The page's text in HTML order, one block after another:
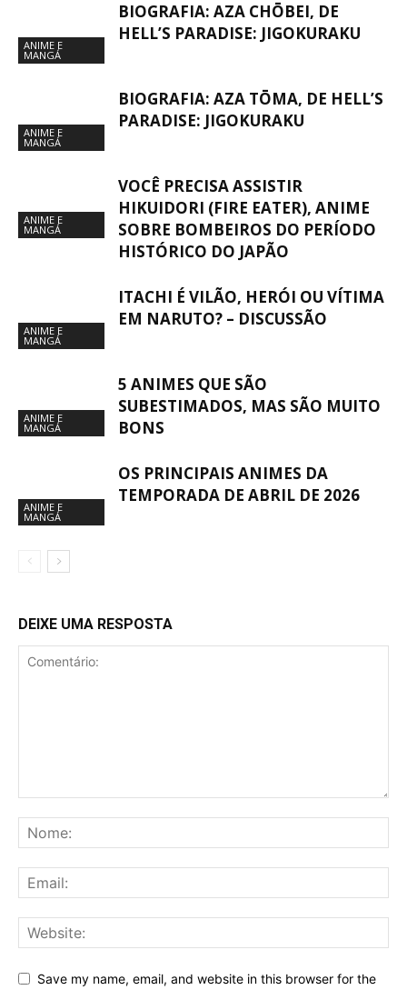
ANIME E
MANGÁ
BIOGRAFIA: AZA CHŌBEI, DE
HELL’S PARADISE: JIGOKURAKU
ANIME E
MANGÁ
BIOGRAFIA: AZA TŌMA, DE HELL’S
PARADISE: JIGOKURAKU
ANIME E
MANGÁ
VOCÊ PRECISA ASSISTIR
HIKUIDORI (FIRE EATER), ANIME
SOBRE BOMBEIROS DO PERÍODO
HISTÓRICO DO JAPÃO
ANIME E
MANGÁ
ITACHI É VILÃO, HERÓI OU VÍTIMA
EM NARUTO? – DISCUSSÃO
ANIME E
MANGÁ
5 ANIMES QUE SÃO
SUBESTIMADOS, MAS SÃO MUITO
BONS
ANIME E
MANGÁ
OS PRINCIPAIS ANIMES DA
TEMPORADA DE ABRIL DE 2026
DEIXE UMA RESPOSTA
Save my name, email, and website in this browser for the